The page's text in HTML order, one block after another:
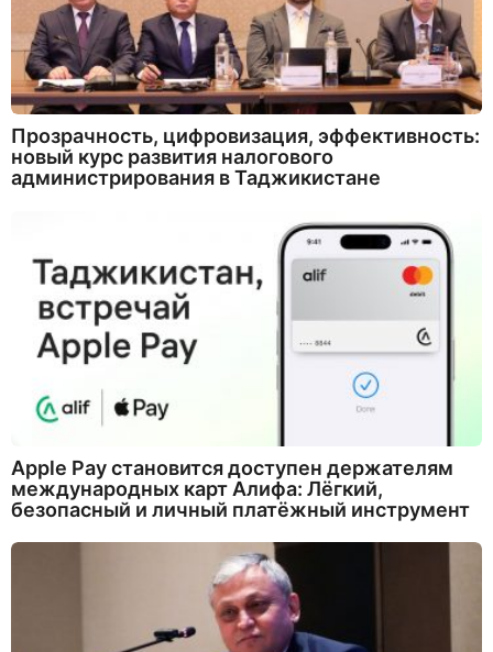
Прозрачность, цифровизация, эффективность:
новый курс развития налогового
администрирования в Таджикистане
Apple Pay становится доступен держателям
международных карт Алифа: Лёгкий,
безопасный и личный платёжный инструмент